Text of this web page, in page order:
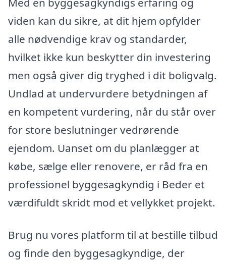
viden kan du sikre, at dit hjem opfylder
alle nødvendige krav og standarder,
hvilket ikke kun beskytter din investering
men også giver dig tryghed i dit boligvalg.
Undlad at undervurdere betydningen af
en kompetent vurdering, når du står over
for store beslutninger vedrørende
ejendom. Uanset om du planlægger at
købe, sælge eller renovere, er råd fra en
professionel byggesagkyndig i Beder et
værdifuldt skridt mod et vellykket projekt.
Brug nu vores platform til at bestille tilbud
og finde den byggesagkyndige, der